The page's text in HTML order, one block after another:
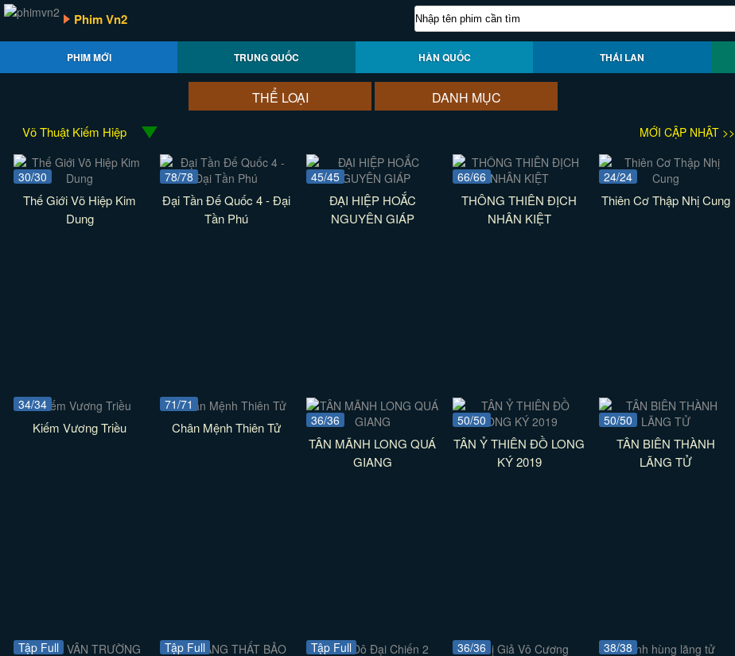
Phim Vn2
PHIM MỚI TRUNG QUỐC HÀN QUỐC THÁI LAN
THỂ LOẠI DANH MỤC
Võ Thuật Kiếm Hiệp MỚI CẬP NHẬT >>
30/30
Thế Giới Võ Hiệp Kim
Dung
78/78
Đại Tần Đế Quốc 4 - Đại
Tần Phú
45/45
ĐẠI HIỆP HOẮC
NGUYÊN GIÁP
66/66
THÔNG THIÊN ĐỊCH
NHÂN KIỆT
24/24
Thiên Cơ Thập Nhị Cung
34/34
Kiếm Vương Triều
71/71
Chân Mệnh Thiên Tử 36/36
TÂN MÃNH LONG QUÁ
GIANG
50/50
TÂN Ỷ THIÊN ĐỒ LONG
KÝ 2019
50/50
TÂN BIÊN THÀNH
LÃNG TỬ
Tập Full Tập Full Tập Full 36/36 38/38